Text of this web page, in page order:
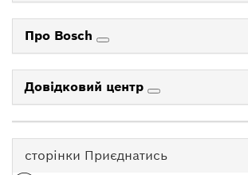
Про Bosch
Довідковий центр
сторінки Приєднатись